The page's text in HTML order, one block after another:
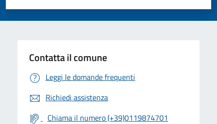
Valuta 5 stelle su 5
Valuta 4 stelle su 5
Valuta 3 stelle su 5
Valuta 2 stelle su 5
Valuta 1 stelle su 5
Contatta il comune
Leggi le domande frequenti
Richiedi assistenza
Chiama il numero (+39)0119874701